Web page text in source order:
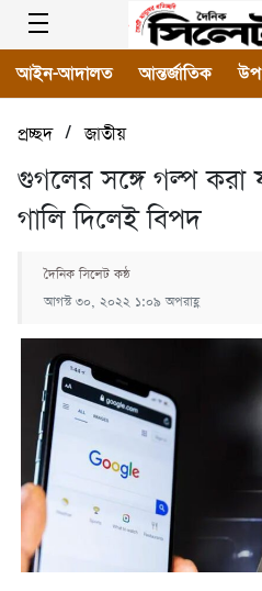
আইন-আদালত আন্তর্জাতিক উপ
প্রচ্ছদ/জাতীয়
গুগলের সঙ্গে গল্প করা
গালি দিলেই বিপদ
দৈনিক সিলেট কন্ঠ
আগস্ট ৩০, ২০২২ ১:০৯ অপরাহ্ণ